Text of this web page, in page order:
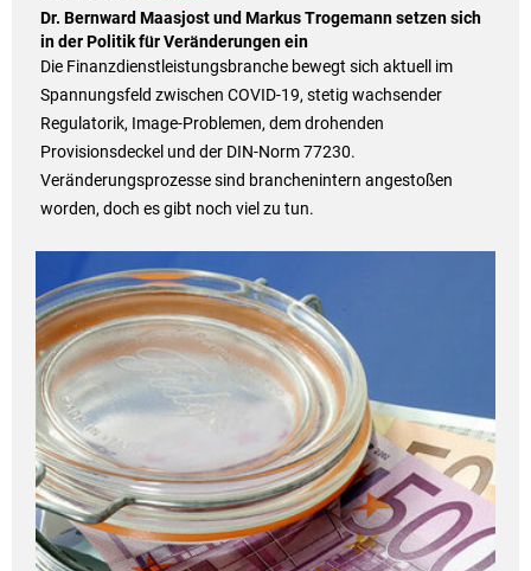
Dr. Bernward Maasjost und Markus Trogemann setzen sich
in der Politik für Veränderungen ein
Die Finanzdienstleistungsbranche bewegt sich aktuell im
Spannungsfeld zwischen COVID-19, stetig wachsender
Regulatorik, Image-Problemen, dem drohenden
Provisionsdeckel und der DIN-Norm 77230.
Veränderungsprozesse sind branchenintern angestoßen
worden, doch es gibt noch viel zu tun.